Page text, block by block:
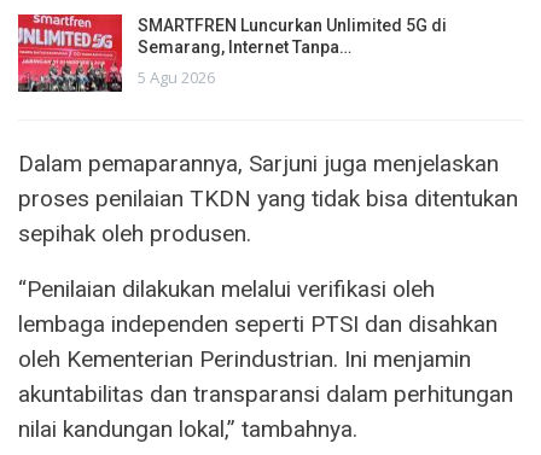
SMARTFREN Luncurkan Unlimited 5G di
Semarang, Internet Tanpa…
5 Agu 2026
Dalam pemaparannya, Sarjuni juga menjelaskan
proses penilaian TKDN yang tidak bisa ditentukan
sepihak oleh produsen.
“Penilaian dilakukan melalui verifikasi oleh
lembaga independen seperti PTSI dan disahkan
oleh Kementerian Perindustrian. Ini menjamin
akuntabilitas dan transparansi dalam perhitungan
nilai kandungan lokal,” tambahnya.